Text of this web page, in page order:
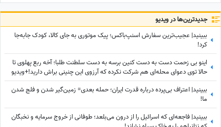
جدید‌ترین‌ها در ویدیو
ببینید| عجیب‌ترین سفارش اسنپ‌باکس؛ پیک موتوری به جای کالا، کودک جابه‌جا
کرد!
اینو بی زحمت دست به دست کنین برسه به دست سلطنت طلبا؛ آخه ربع پهلوی تا
حالا توی دعوای محله‌ای هم شرکت نکرده که آرزوی این چنینی براش دارید!+ویدیو
ببینید| اعتراف بی‌پرده درباره قدرت ایران؛ حمله بعدی= زمین‌گیر شدن و فلج شدن
ما!
ببینید| فاجعه‌ای که اسرائیل را از درون می‌بلعد؛ طوفانی از خروج سرمایه و نخبگان